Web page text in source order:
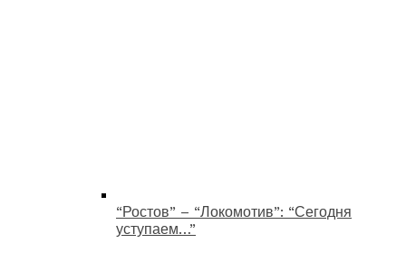
“Ростов” – “Локомотив”: “Сегодня
уступаем…”